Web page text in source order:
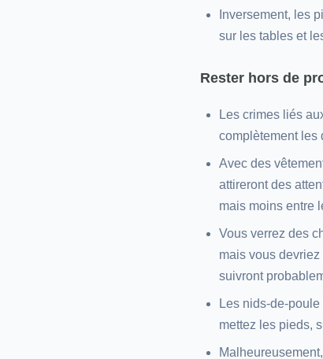
Inversement, les
sur les tables et
Rester hors de
Les crimes liés
complètement les
Avec des
attireront des
mais moins entre
Vous verrez des
mais vous
suivront
Les nids-de-
mettez les pieds,